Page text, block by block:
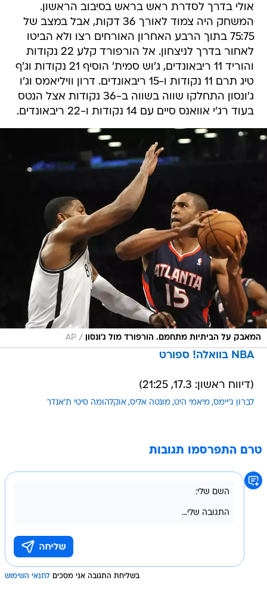
אולי בדרך לסדרת ראש בראש בסיבוב הראשון.
המשחק היה צמוד לאורך 36 דקות, אבל במצב של
75:75 בתוך הרבע האחרון האורחים רצו ולא הביטו
לאחור בדרך לניצחון. אל הורפורד קלע 22 נקודות
והוריד 11 ריבאונדים, ג'וש סמית' הוסיף 21 נקודות וג'ף
טיג תרם 11 נקודות ו-15 ריבאונדים. דרון וויליאמס וג'ו
ג'ונסון התחלקו שווה בשווה ב-36 נקודות אצל הנטס
בעוד רג'י אוואנס סיים עם 14 נקודות ו-22 ריבאונדים.
המאבק על הביתיות מתחמם. הורפורד מול ג'ונסון /
AP
NBA בוואלה! ספורט
(דיווח ראשון: 17.3, 21:25)
לברון ג'יימס מיאמי היט מונטה אליס אוקלהומה סיטי ת'אנדר
טרם התפרסמו תגובות
בשליחת התגובה אני מסכים לתנאי השימוש